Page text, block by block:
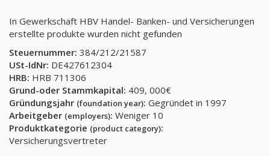
In Gewerkschaft HBV Handel- Banken- und Versicherungen
erstellte produkte wurden nicht gefunden
Steuernummer: 384/212/21587
USt-IdNr: DE427612304
HRB: HRB 711306
Grund-oder Stammkapital: 409, 000€
Gründungsjahr (foundation year): Gegründet in 1997
Arbeitgeber (employers): Weniger 10
Produktkategorie (product category):
Versicherungsvertreter